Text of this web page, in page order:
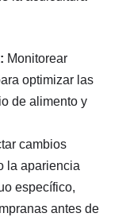
: Monitorear
optimizar las
de alimento y
cambios
la apariencia
específico,
antes de